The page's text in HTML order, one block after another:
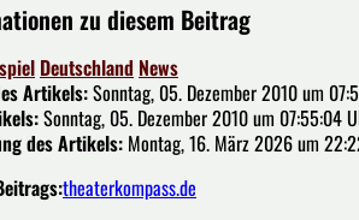
zu diesem Beitrag
Deutschland News
Artikels:Sonntag, 05. Dezember 2010 um
Sonntag, 05. Dezember 2010 um 07:55:04
des Artikels: Montag, 16. März 2026 um
theaterkompass.de